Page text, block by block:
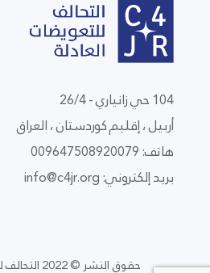
104 حي زانياري - 26/4
أربيل ، إقليم كوردستان ، العراق
هاتف: 009647508920079
بريد إلكتروني: info@c4jr.org
حقوق النشر © 2022 التحالف للتعويضات العادلة